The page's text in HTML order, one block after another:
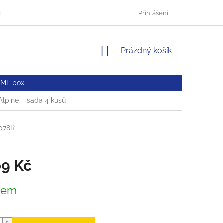
OBCHODNÍ PODMÍNKY
Přihlášení
NÁKUPNÍ
Prázdný košík
box
– sada 4 kusů
Kč